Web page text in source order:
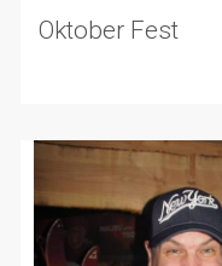
Oktober Fest